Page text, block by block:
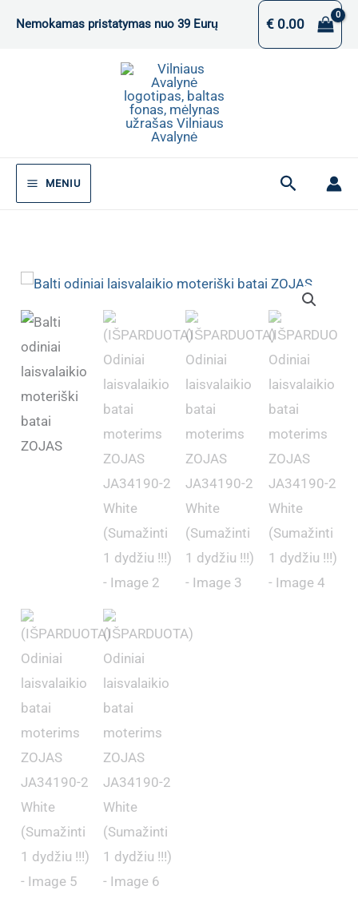
Nemokamas pristatymas nuo 39 Eurų €0.00
MENIU Paieška